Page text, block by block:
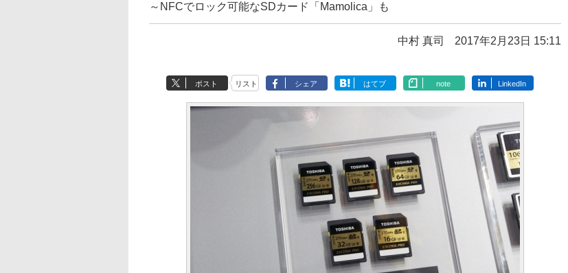
～NFCでロック可能なSDカード「Mamolica」も
中村 真司 2017年2月23日 15:11
ポスト リスト シェア はてブ note LinkedIn